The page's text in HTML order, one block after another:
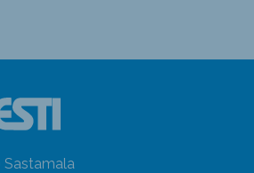
Sastamala